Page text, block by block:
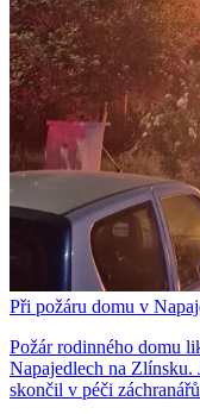
Při požáru domu v
Požár rodinného domu
Napajedlech na Zlínsku.
skončil v péči